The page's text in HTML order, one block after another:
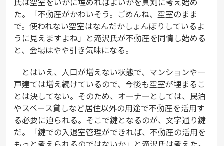
た。「不動産がかわいそう。ごめんね、空室のまま
で。使われない空室はなんだかしょんぼりしているよ
うに見えますよね」と滝沢氏が不動産を同情し始める
と、会場はやや引き気味になる。
とはいえ、人口が増えない状態で、マンションや一
戸建ては増え続けているので、今後も空室が埋まるこ
とは決してない。そのため、オーナーとしては、民泊
やスペース貸しなど居住以外の用途で不動産を活用す
る必要に迫られる。そこで鍵となるのが、文字通り鍵
だ。「鍵での入退室管理ができれば、不動産の活用を
もっと考えられるのではないか」と滝沢氏は考えた。